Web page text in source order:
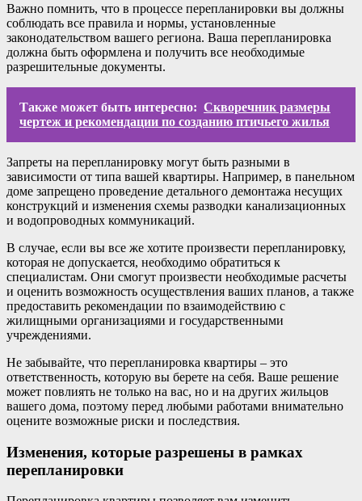
Важно помнить, что в процессе перепланировки вы должны
соблюдать все правила и нормы, установленные
законодательством вашего региона. Ваша перепланировка
должна быть оформлена и получить все необходимые
разрешительные документы.
Также может быть интересно: Скворечник размеры
чертеж и рекомендации по созданию птичьего жилья
Запреты на перепланировку могут быть разными в
зависимости от типа вашей квартиры. Например, в панельном
доме запрещено проведение детального демонтажа несущих
конструкций и изменения схемы разводки канализационных
и водопроводных коммуникаций.
В случае, если вы все же хотите произвести перепланировку,
которая не допускается, необходимо обратиться к
специалистам. Они смогут произвести необходимые расчеты
и оценить возможность осуществления ваших планов, а также
предоставить рекомендации по взаимодействию с
жилищными организациями и государственными
учреждениями.
Не забывайте, что перепланировка квартиры – это
ответственность, которую вы берете на себя. Ваше решение
может повлиять не только на вас, но и на других жильцов
вашего дома, поэтому перед любыми работами внимательно
оцените возможные риски и последствия.
Изменения, которые разрешены в рамках
перепланировки